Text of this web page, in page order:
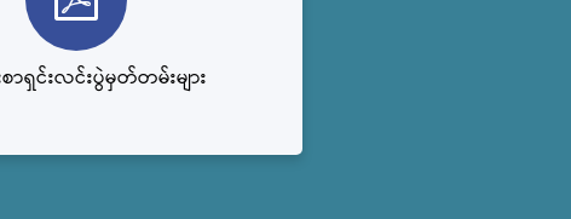
ရှင်းလင်းပွဲမှတ်တမ်းများ